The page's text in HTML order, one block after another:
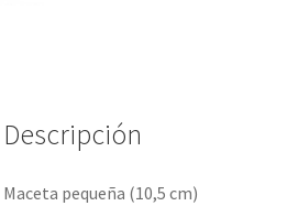
Descripción
Maceta pequeña (10,5 cm)